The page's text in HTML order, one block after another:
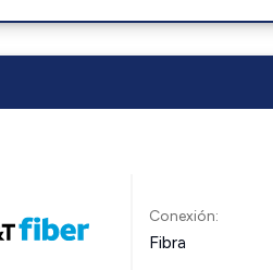
Conexión:
Fibra